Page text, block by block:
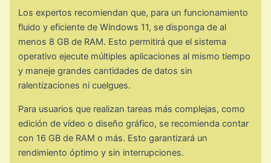
Los expertos recomiendan que, para un funcionamiento
fluido y eficiente de Windows 11, se disponga de al
menos 8 GB de RAM. Esto permitirá que el sistema
operativo ejecute múltiples aplicaciones al mismo tiempo
y maneje grandes cantidades de datos sin
ralentizaciones ni cuelgues.
Para usuarios que realizan tareas más complejas, como
edición de vídeo o diseño gráfico, se recomienda contar
con 16 GB de RAM o más. Esto garantizará un
rendimiento óptimo y sin interrupciones.